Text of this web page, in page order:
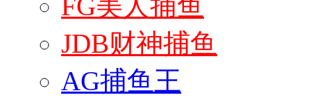
JDB财神捕鱼
AG捕鱼王